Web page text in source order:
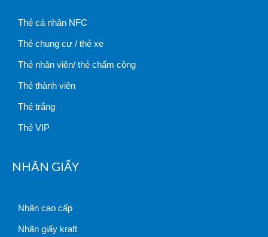
Thẻ cá nhân NFC
Thẻ chung cư / thẻ xe
Thẻ nhân viên/ thẻ chấm công
Thẻ thành viên
Thẻ trắng
Thẻ VIP
NHÃN GIẤY
Nhãn cao cấp
Nhãn giấy kraft